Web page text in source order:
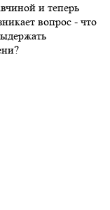
и теперь
вопрос - что